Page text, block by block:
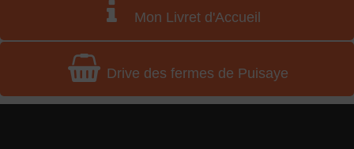
Mon Livret d'Accueil
Drive des fermes de Puisaye